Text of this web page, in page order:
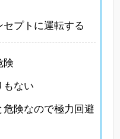
セプトに運転する
険
もない
危険なので極力回避